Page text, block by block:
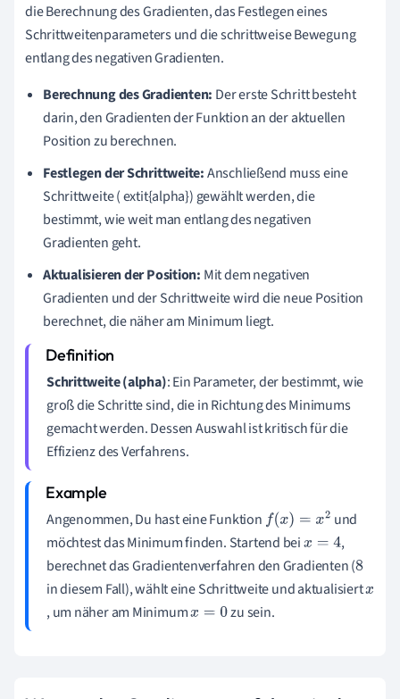
die Berechnung des Gradienten, das Festlegen eines
Schrittweitenparameters und die schrittweise Bewegung
entlang des negativen Gradienten.
Berechnung des Gradienten: Der erste Schritt besteht
darin, den Gradienten der Funktion an der aktuellen
Position zu berechnen.
Festlegen der Schrittweite:Anschließend muss eine
Schrittweite ( extit{alpha}) gewählt werden, die
bestimmt, wie weit man entlang des negativen
Gradienten geht.
Aktualisieren der Position: Mit dem negativen
Gradienten und der Schrittweite wird die neue Position
berechnet, die näher am Minimum liegt.
Schrittweite (alpha): Ein Parameter, der bestimmt, wie
groß die Schritte sind, die in Richtung des Minimums
gemacht werden. Dessen Auswahl ist kritisch für die
Effizienz des Verfahrens.
Angenommen, Du hast eine Funktion f(x)=x 2
und
möchtest das Minimum finden. Startend beix= 4
,
berechnet das Gradientenverfahren den Gradienten (8
in diesem Fall), wählt eine Schrittweite und aktualisiertx
, um näher am Minimumx= 0 zu sein.